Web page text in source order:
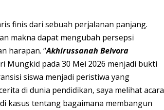
finis dari sebuah perjalanan panjang.
makna dapat mengubah persepsi
harapan. “Akhirussanah Belvora
Mungkid pada 30 Mei 2026 menjadi bukti
siswa menjadi peristiwa yang
di dunia pendidikan, saya melihat acara
kasus tentang bagaimana membangun